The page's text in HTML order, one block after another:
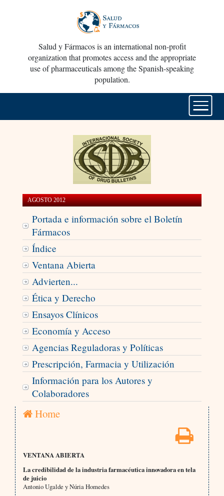
Salud y Fármacos is an international non-profit
organization that promotes access and the appropriate
use of pharmaceuticals among the Spanish-speaking
population.
AGOSTO 2012
Portada e información sobre el Boletín
Fármacos
Índice
Ventana Abierta
Advierten...
Ética y Derecho
Ensayos Clínicos
Economía y Acceso
Agencias Reguladoras y Políticas
Prescripción, Farmacia y Utilización
Información para los Autores y
Colaboradores
Home
VENTANA ABIERTA
La credibilidad de la industria farmacéutica innovadora en tela
de juicio
Antonio Ugalde y Núria Homedes